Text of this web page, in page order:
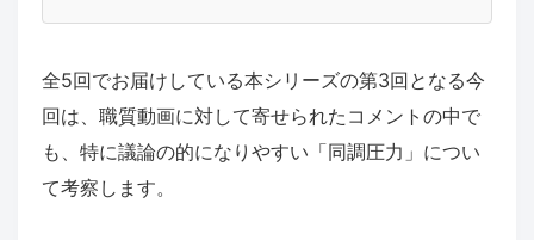
全5回でお届けしている本シリーズの第3回となる今
回は、職質動画に対して寄せられたコメントの中で
も、特に議論の的になりやすい「同調圧力」につい
て考察します。